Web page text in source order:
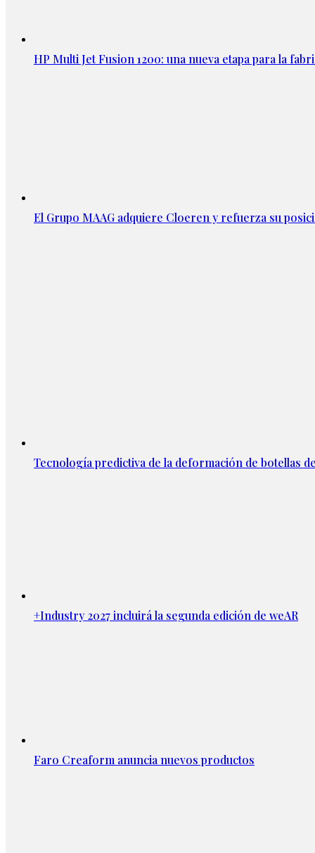
HP Multi Jet Fusion 1200: una nueva etapa para la
El Grupo MAAG adquiere Cloeren y refuerza su
Tecnología predictiva de la deformación de botellas
+Industry 2027 incluirá la segunda edición de weAR
Faro Creaform anuncia nuevos productos